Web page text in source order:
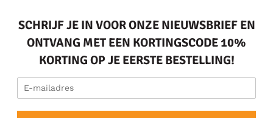
SCHRIJF JE IN VOOR ONZE NIEUWSBRIEF EN
ONTVANG MET EEN KORTINGSCODE 10%
KORTING OP JE EERSTE BESTELLING!